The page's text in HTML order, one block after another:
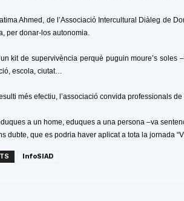
Ahmed, de l’Associació Intercultural Diàleg de
per donar-los autonomia.
kit de supervivència perquè puguin moure’s
escola, ciutat…
més efectiu, l’associació convida professionals
a un home, eduques a una persona –va
dubte, que es podria haver aplicat a tota la jornada
InfoSIAD